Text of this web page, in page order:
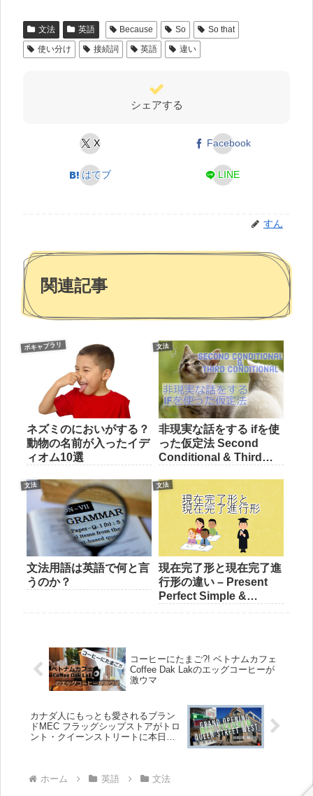
文法 英語 Because So
So that
使い分け
接続詞 英語 違い
シェアする
X Facebook
はてブ LINE
すん
関連記事
ボキャブラリ
ネズミのにおいがする？
動物の名前が入ったイデ
ィオム10選
文法
非現実な話をする ifを使
った仮定法 Second
Conditional & Third
文法
文法用語は英語で何と言
うのか？
文法
現在完了形と現在完了進
行形の違い – Present
Perfect Simple &
コーヒーにたまご?! ベトナムカフェ
Coffee Dak Lakのエッグコーヒーが
激ウマ
カナダ人にもっとも愛されるブラン
ドMEC フラッグシップストアがトロ
ント・クイーンストリートに本日オ
ホーム 英語 文法